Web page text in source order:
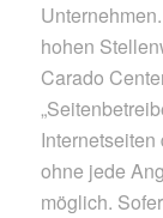
hohen
Carado
ohne jede
möglich.